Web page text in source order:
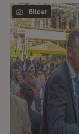
Bilder